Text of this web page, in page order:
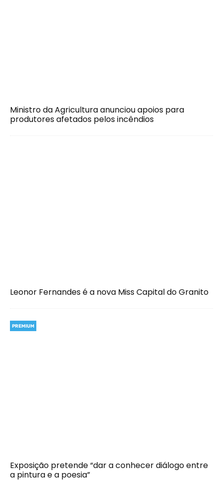
Ministro da Agricultura anunciou apoios para
produtores afetados pelos incêndios
Leonor Fernandes é a nova Miss Capital do Granito
PREMIUM
Exposição pretende “dar a conhecer diálogo entre
a pintura e a poesia”